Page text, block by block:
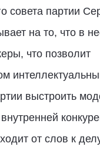
совета партии
на то, что в
что позволит
выстроить
от слов к